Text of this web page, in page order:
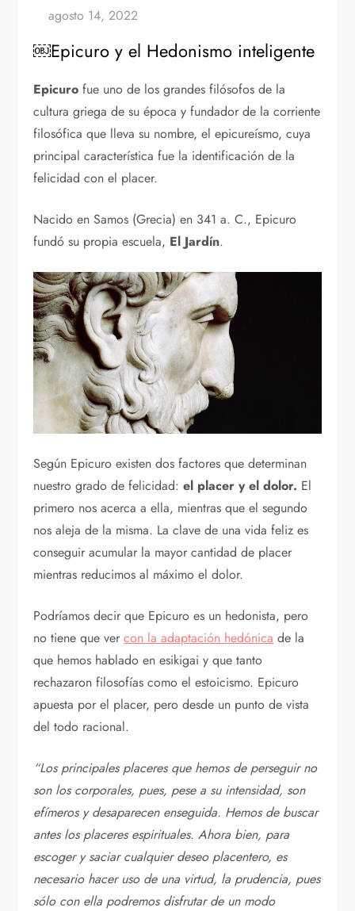
￼Epicuro y el Hedonismo inteligente
Epicuro fue uno de los grandes filósofos de la
cultura griega de su época y fundador de la corriente
filosófica que lleva su nombre, el epicureísmo, cuya
principal característica fue la identificación de la
felicidad con el placer.
Nacido en Samos (Grecia) en 341 a. C., Epicuro
fundó su propia escuela, El Jardín.
Según Epicuro existen dos factores que determinan
nuestro grado de felicidad: el placer y el dolor. El
primero nos acerca a ella, mientras que el segundo
nos aleja de la misma. La clave de una vida feliz es
conseguir acumular la mayor cantidad de placer
mientras reducimos al máximo el dolor.
Podríamos decir que Epicuro es un hedonista, pero
no tiene que vercon la adaptación hedónica de la
que hemos hablado en esikigai y que tanto
rechazaron filosofías como el estoicismo. Epicuro
apuesta por el placer, pero desde un punto de vista
del todo racional.
“Los principales placeres que hemos de perseguir no
son los corporales, pues, pese a su intensidad, son
efímeros y desaparecen enseguida. Hemos de buscar
antes los placeres espirituales. Ahora bien, para
escoger y saciar cualquier deseo placentero, es
necesario hacer uso de una virtud, la prudencia, pues
sólo con ella podremos disfrutar de un modo